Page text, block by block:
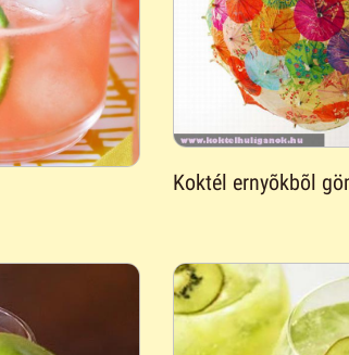
Koktél ernyõkbõl